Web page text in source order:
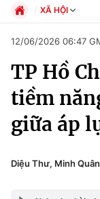
Chuyên mục
Chính trị
XÃ HỘI
Xã hội
Pháp luật
Thể thao
Truyền
Văn hóa -
Đời sống
12/06/2026 06:47
TP Hồ
tiềm
giữa áp
Diệu Thư, Minh